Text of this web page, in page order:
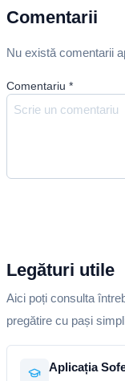
Comentarii
Nu există comentarii
Comentariu *
Legături utile
Aici poți consulta
pregătire cu pași
Aplicația